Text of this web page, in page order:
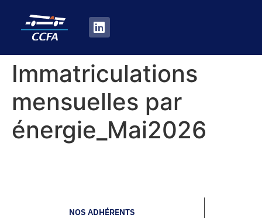
Immatriculations
mensuelles par
énergie_Mai2026
NOS ADHÉRENTS